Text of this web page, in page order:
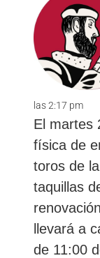
las 2:17 pm
El martes
física de
toros de
taquillas
llevará a
de 11:00